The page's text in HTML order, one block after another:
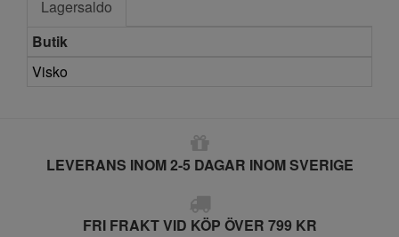
Lagersaldo
Butik
Visko
LEVERANS INOM 2-5 DAGAR INOM SVERIGE
FRI FRAKT VID KÖP ÖVER 799 KR